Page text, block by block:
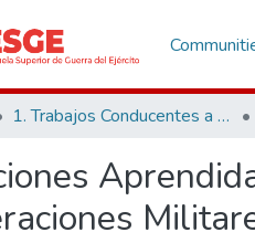
1. Trabajos Conducentes a Grados y Títulos